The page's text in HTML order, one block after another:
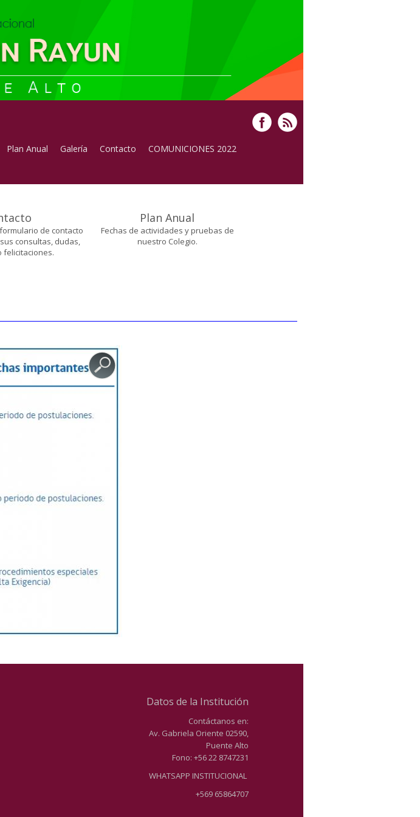
Plan Anual Galería Contacto COMUNICIONES 2022
de contacto
consultas, dudas,
felicitaciones.
Plan Anual
Fechas de actividades y pruebas de
nuestro Colegio.
Datos de la Institución
Contáctanos en:
Av. Gabriela Oriente 02590,
Puente Alto
Fono: +56 22 8747231
WHATSAPP INSTITUCIONAL
+569 65864707